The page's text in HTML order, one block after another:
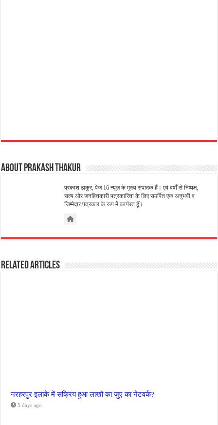
About Prakash Thakur
प्रकाश ठाकुर, पेज 16 न्यूज़ के मुख्य संपादक हैं। एवं वर्षों से निष्पक्ष,
सत्य और जनहितकारी पत्रकारिता के लिए समर्पित एक अनुभवी व
जिम्मेदार पत्रकार के रूप में कार्यरत हूँ।
Related Articles
नरहरपुर इलाके में सक्रिय हुआ लाखों का जुए का नेटवर्क?
5 days ago